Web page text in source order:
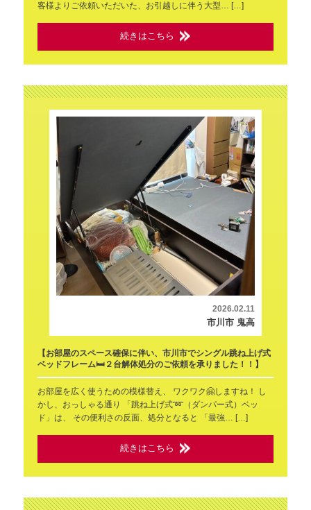
客様よりご依頼いただいた、お引越しに伴う大型… […]
続きはこちら
2026.02.11
市川市 鬼高
【お部屋のスペース確保に伴い、市川市でシングル跳ね上げ式
ベッドフレーム🛏️２台解体処分のご依頼を承りました！！】
お部屋を広く使うための模様替え、 ワクワク🤗しますね！ し
かし、おっしゃる通り 「跳ね上げ式➿（ダンパー式）ベッ
ド」は、 その便利さの反面、処分となると 「最強… […]
続きはこちら